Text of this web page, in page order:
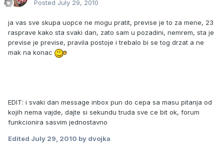
Posted July 29, 2010
ja vas sve skupa uopce ne mogu pratit, previse je to za mene, 23
rasprave kako sta svaki dan, zato sam u pozadini, nemrem, sta je
previse je previse, pravila postoje i trebalo bi se tog drzat a ne
mak na konac
EDIT: i svaki dan message inbox pun do cepa sa masu pitanja od
kojih nema vajde, dajte si sekundu truda sve ce bit ok, forum
funkcionira sasvim jednostavno
Edited July 29, 2010 by dvojka